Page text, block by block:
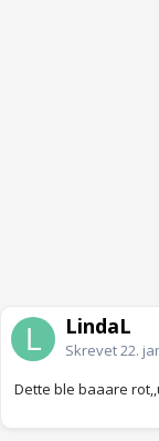
LindaL
Skrevet22.
Dette ble baaare